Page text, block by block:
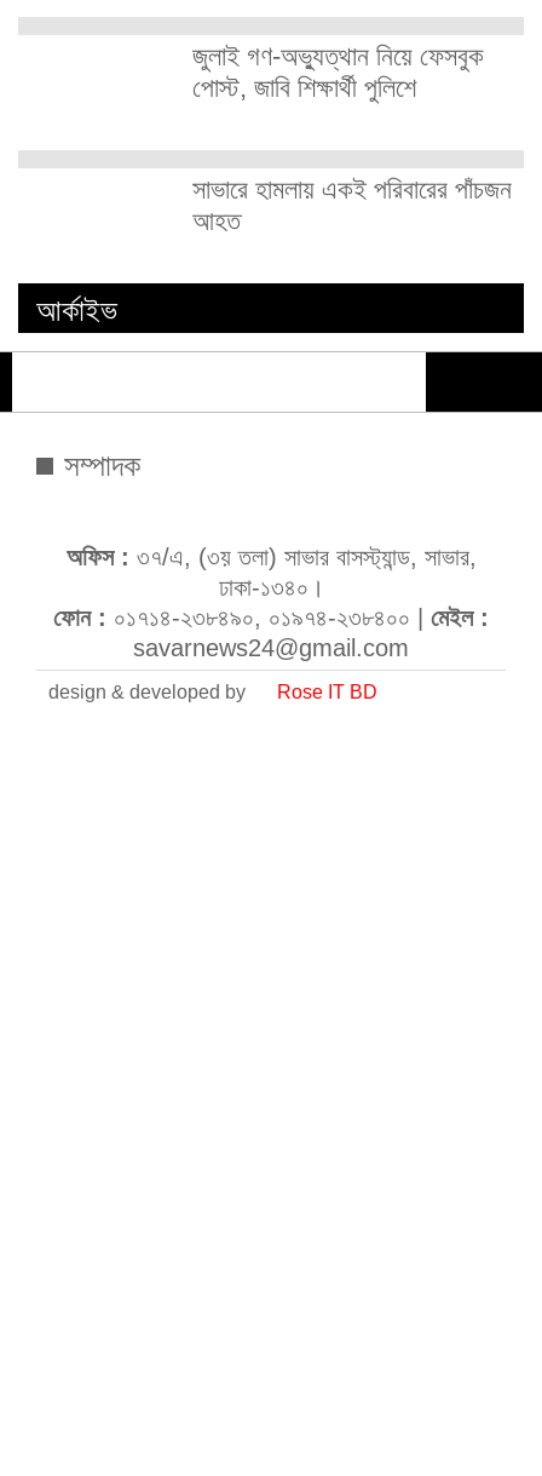
জুলাই গণ-অভ্যুত্থান নিয়ে ফেসবুক
পোস্ট, জাবি শিক্ষার্থী পুলিশে
সাভারে হামলায় একই পরিবারের পাঁচজন
আহত
আর্কাইভ
সম্পাদক
অফিস : ৩৭/এ, (৩য় তলা) সাভার বাসস্ট্যান্ড, সাভার,
ঢাকা-১৩৪০।
ফোন : ০১৭১৪-২৩৮৪৯০, ০১৯৭৪-২৩৮৪০০ | মেইল :
savarnews24@gmail.com
design & developed by Rose IT BD